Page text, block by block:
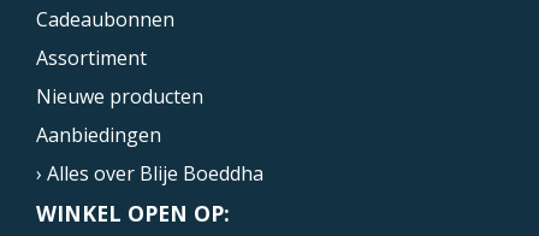
Cadeaubonnen
Assortiment
Nieuwe producten
Aanbiedingen
› Alles over Blije Boeddha
WINKEL OPEN OP: